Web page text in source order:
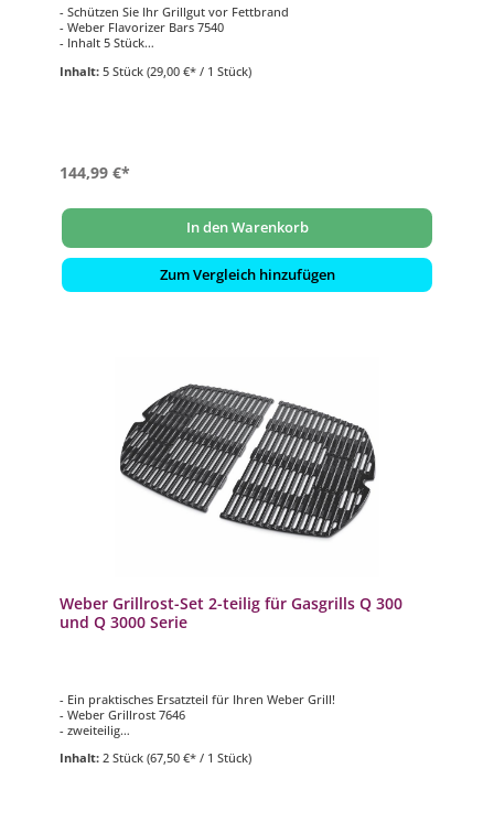
- Schützen Sie Ihr Grillgut vor Fettbrand
- Weber Flavorizer Bars 7540
- Inhalt 5 Stück
- passend für Weber Gasgrill Modelle Genesis S-300 Serie (bis
Inhalt: 5 Stück (29,00 €* / 1 Stück)
144,99 €*
In den Warenkorb
Zum Vergleich hinzufügen
Weber Grillrost-Set 2-teilig für Gasgrills Q 300
und Q 3000 Serie
- Ein praktisches Ersatzteil für Ihren Weber Grill!
- Weber Grillrost 7646
- zweiteilig
- passend für Weber Gasgrills der Q 300- und Q 3000 Serie
Inhalt: 2 Stück (67,50 €* / 1 Stück)